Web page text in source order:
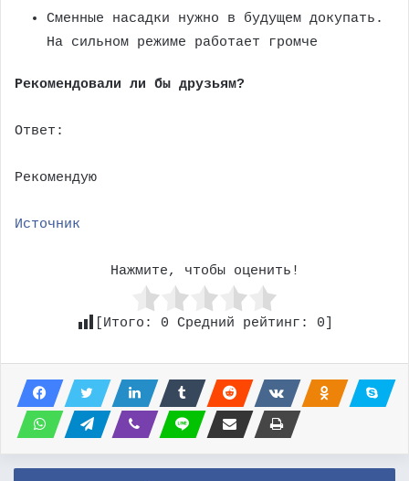
Сменные насадки нужно в будущем докупать.
На сильном режиме работает громче
Рекомендовали ли бы друзьям?
Ответ:
Рекомендую
Источник
Нажмите, чтобы оценить!
[Итого: 0 Средний рейтинг: 0